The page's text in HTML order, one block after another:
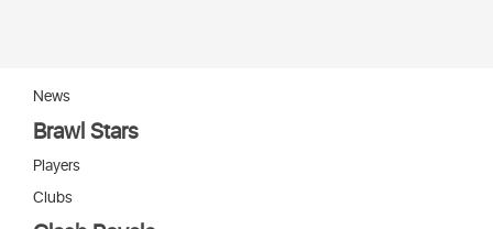
News
Brawl Stars
Players
Clubs